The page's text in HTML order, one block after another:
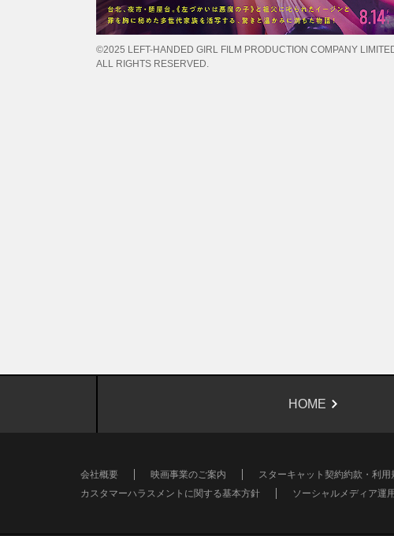
©2025 LEFT-HANDED GIRL FILM PRODUCTION COMPANY
ALL RIGHTS RESERVED.
HOME
会社概要 映画事業のご案内 スターキャット契約約款・利用
カスタマーハラスメントに関する基本方針
ソーシャルメディア運